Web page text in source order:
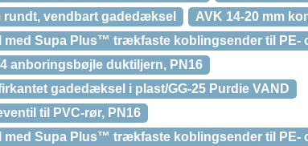
rundt, vendbart gadedæksel
AVK 14-20 mm
med Supa Plus™ trækfaste koblingsender til PE-
anboringsbøjle duktiljern, PN16
gadedæksel i plast/GG-25 Purdie VAND
til PVC-rør, PN16
med Supa Plus™ trækfaste koblingsender til PE-